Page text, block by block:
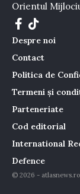
Orientul
Despre noi
Contact
Politica de
Termeni și
Parteneriate
Cod editorial
International
Defence
© 2026 - atlasnews.ro